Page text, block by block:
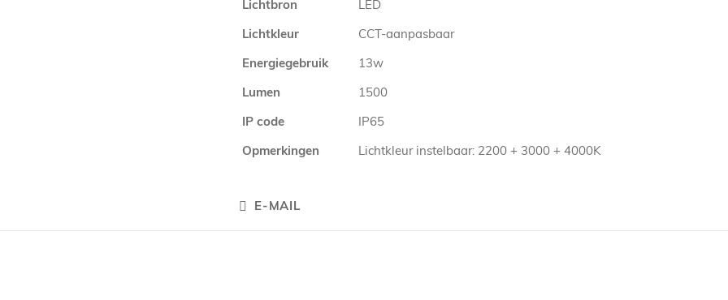
Lichtbron
LED
Lichtkleur
CCT-aanpasbaar
Energiegebruik
13w
Lumen
1500
IP code
IP65
Opmerkingen
Lichtkleur instelbaar: 2200 + 3000 + 4000K
E-MAIL